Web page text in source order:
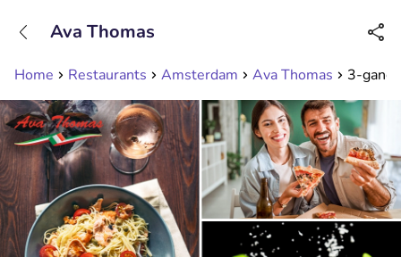
Erreichbar bis 23:00 Uhr
Home Restaurants Amsterdam Ava Thomas 3-
Ava Thomas